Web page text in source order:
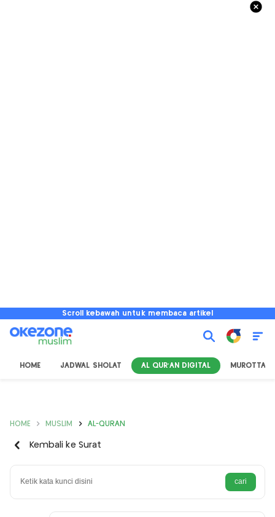
Scroll kebawah untuk membaca artikel
HOME JADWAL SHOLAT AL QUR'AN DIGITAL MUROTTAL
HOME MUSLIM AL-QURAN
Kembali ke Surat